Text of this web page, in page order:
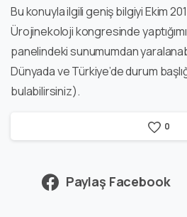
Bu konuyla ilgili geniş bilgiyi Ekim
Ürojinekoloji kongresinde
panelindeki sunumumdan
Dünyada ve Türkiye’de durum
bulabilirsiniz).
0
Paylaş Facebook